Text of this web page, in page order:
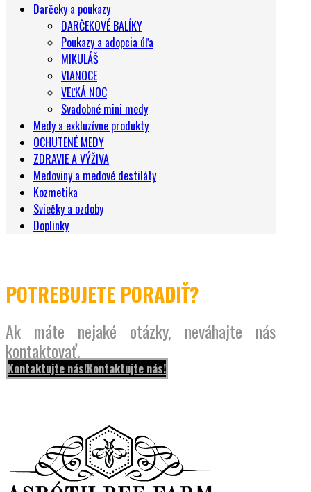
Darčeky a poukazy
DARČEKOVÉ BALÍKY
Poukazy a adopcia úľa
MIKULÁŠ
VIANOCE
VEĽKÁ NOC
Svadobné mini medy
Medy a exkluzívne produkty
OCHUTENÉ MEDY
ZDRAVIE A VÝŽIVA
Medoviny a medové destiláty
Kozmetika
Sviečky a ozdoby
Doplinky
POTREBUJETE PORADIŤ?
Ak máte nejaké otázky, neváhajte nás
kontaktovať.
Kontaktujte nás!Kontaktujte nás!